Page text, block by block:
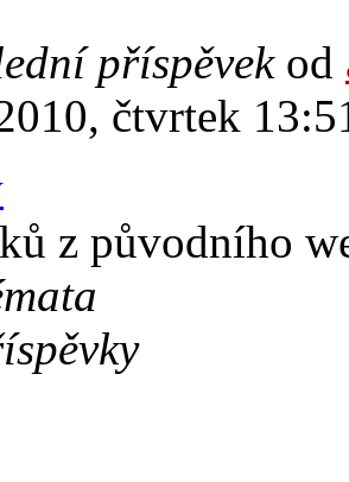
příspěvekod
čtvrtek
z původního